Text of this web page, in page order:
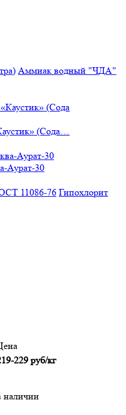
Аммиак водный "ЧДА"
(Сода…
Аурат-30
Гипохлорит
229 руб/кг
наличии